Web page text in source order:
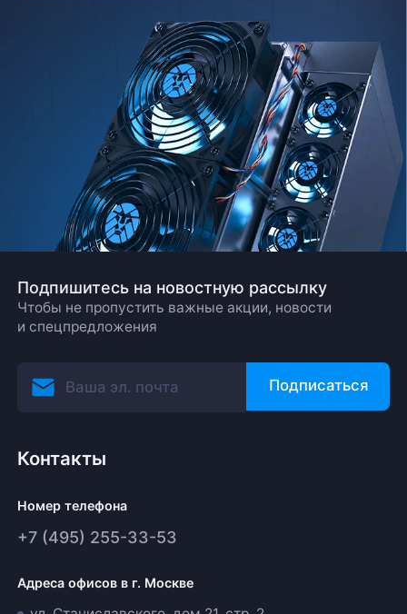
Подпишитесь на новостную рассылку
Чтобы не пропустить важные акции, новости
и спецпредложения
Подписаться
Контакты
Номер телефона
+7 (495) 255-33-53
Адреса офисов в г. Москве